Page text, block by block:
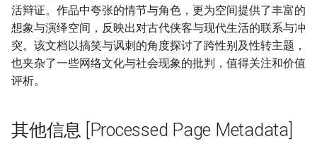
活辩证。作品中夸张的情节与角色，更为空间提供了丰富的
想象与演绎空间，反映出对古代侠客与现代生活的联系与冲
突。该文档以搞笑与讽刺的角度探讨了跨性别及性转主题，
也夹杂了一些网络文化与社会现象的批判，值得关注和价值
评析。
其他信息 [Processed Page Metadata]